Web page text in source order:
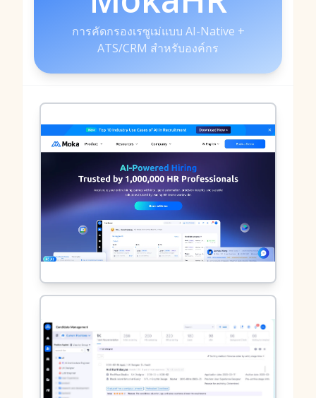
การคัดกรองเรซูเม่แบบ AI-Native +
ATS/CRM สำหรับองค์กร